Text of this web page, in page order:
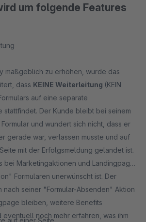
um folgende Features
maßgeblich zu erhöhen, wurde das
dass KEINE Weiterleitung (KEIN
auf eine separate
stattfindet. Der Kunde bleibt bei seinem
und wundert sich nicht, dass er
gerade war, verlassen musste und auf
mit der Erfolgsmeldung gelandet ist.
bei Marketingaktionen und Landingpages
Formularen unerwünscht ist. Der
nach seiner "Formular-Absenden" Aktion
bleiben, weitere Benefits
eventuell noch mehr erfahren, was ihm
auf einer Seite